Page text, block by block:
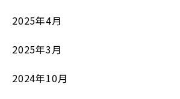
2025年4月
2025年3月
2024年10月